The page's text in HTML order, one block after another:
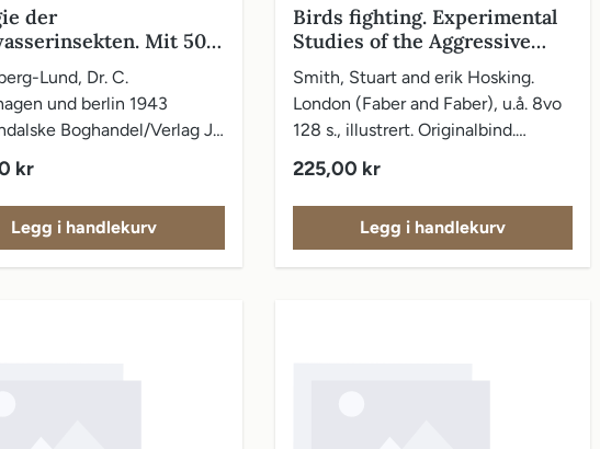
der
Mit 501
im Text und 13
Lund, Dr. C.
und berlin 1943
Boghandel/Verlag J.
Privatbind.
kr
Legg i handlekurv
Birds fighting. Experimental
Studies of the Aggressive
Displays of some Birds
Smith, Stuart and erik Hosking.
London (Faber and Faber), u.å. 8vo
128 s., illustrert. Originalbind.
Vanlig pris:
225,00 kr
Legg i handlekurv